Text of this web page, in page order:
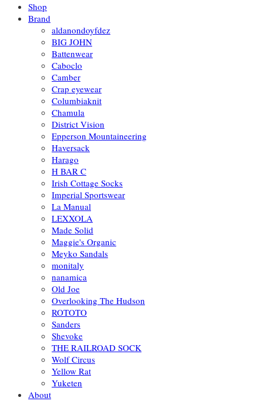
Shop
Brand
aldanondoyfdez
BIG JOHN
Battenwear
Caboclo
Camber
Crap eyewear
Columbiaknit
Chamula
District Vision
Epperson Mountaineering
Haversack
Harago
H BAR C
Irish Cottage Socks
Imperial Sportswear
La Manual
LEXXOLA
Made Solid
Maggie's Organic
Meyko Sandals
monitaly
nanamica
Old Joe
Overlooking The Hudson
ROTOTO
Sanders
Shevoke
THE RAILROAD SOCK
Wolf Circus
Yellow Rat
Yuketen
About